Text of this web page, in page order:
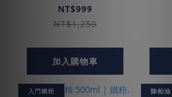
NT$999
NT$1,250
加入購物車
入門鐵粉 除柏